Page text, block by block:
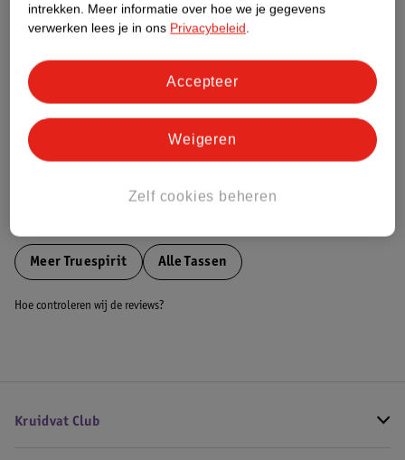
Nature Impact Score
Impact Score.
Meer informatie
Bestel & Bezorginformatie
MeerTruespirit Alle Tassen
Hoe controleren wij de reviews?
Kruidvat Club
intrekken. Meer informatie over hoe we je gegevens
verwerken lees je in ons Privacybeleid.
Zelf cookies beheren
Weigeren
Accepteer